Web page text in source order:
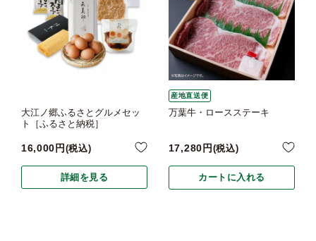
大江ノ郷ふるさとグルメセッ
ト［ふるさと納税］
16,000 税込
詳細を見る
産地直送便
万葉牛・ロースステーキ
17,280 税込
カートに入れる